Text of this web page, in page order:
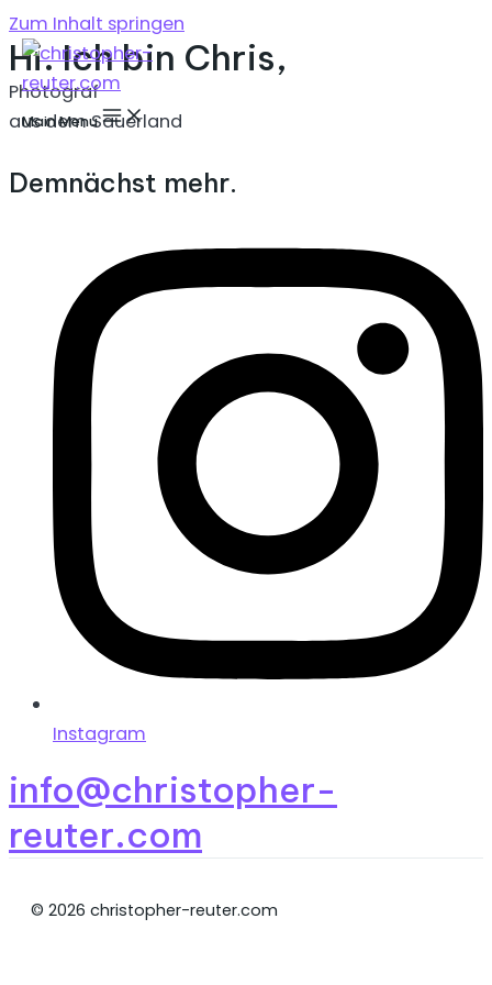
Zum Inhalt springen
Main Menu
Hi. Ich bin Chris,
Photograf
aus dem Sauerland
Demnächst mehr.
Instagram
info@christopher-
reuter.com
© 2026 christopher-reuter.com